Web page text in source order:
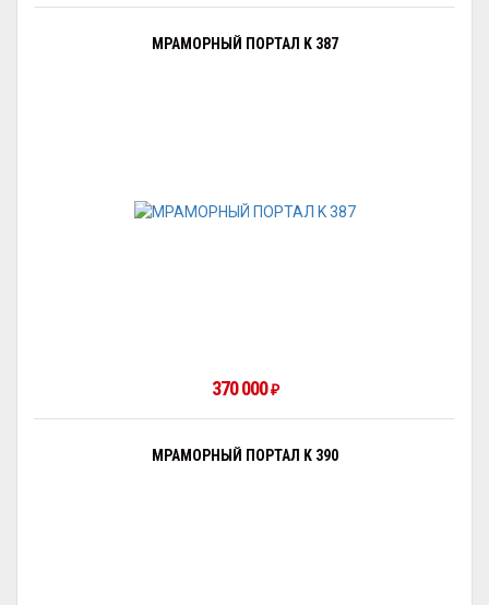
МРАМОРНЫЙ ПОРТАЛ K 387
370 000₽
МРАМОРНЫЙ ПОРТАЛ K 390